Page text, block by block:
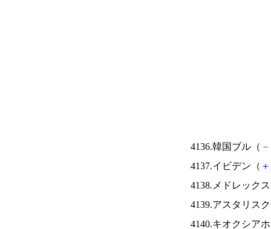
4136.韓国ブル（ －
4137.イビデン（ ＋
4138.メドレック
4139.アスタリス
4140.キオクシア